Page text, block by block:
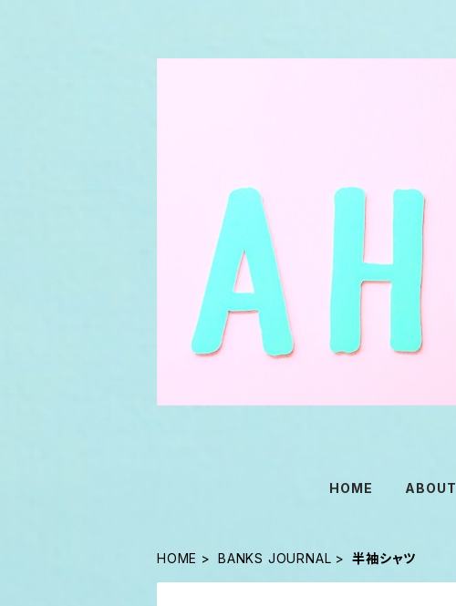
HOME ABOUT
HOME BANKS JOURNAL 半袖シャツ